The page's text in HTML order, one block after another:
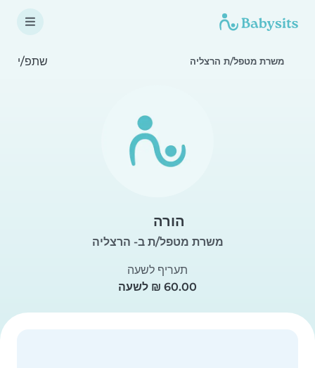
משרת מטפל/ת הרצליה שתפ/י
הורה
משרת מטפל/ת ב- הרצליה
תעריף לשעה